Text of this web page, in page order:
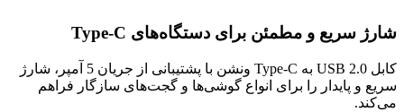
شارژ سریع و مطمئن برای دستگاه‌های Type-C
کابل USB 2.0 به Type-C ونشن با پشتیبانی از جریان 5 آمپر، شارژ
سریع و پایدار را برای انواع گوشی‌ها و گجت‌های سازگار فراهم
می‌کند.